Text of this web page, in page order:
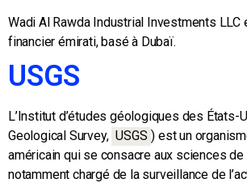
Wadi Al Rawda Industrial Investments LLC
financier émirati, basé à Dubaï.
USGS
L’Institut d’études géologiques des États-
Geological Survey, USGS ) est un
américain qui se consacre aux sciences de
notamment chargé de la surveillance de